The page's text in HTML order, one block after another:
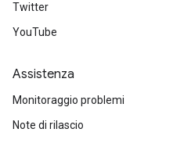
Twitter
YouTube
Assistenza
Monitoraggio problemi
Note di rilascio